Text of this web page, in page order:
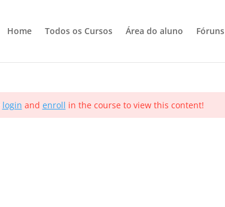
Home Todos os Cursos Área do aluno Fóruns
login and enroll in the course to view this content!